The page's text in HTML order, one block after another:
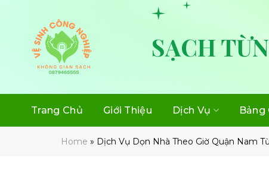
content
SẠCH
Trang Chủ Giới Thiệu Dịch Vụ Bảng
Home » Dịch Vụ Dọn Nhà Theo Giờ Quận Nam